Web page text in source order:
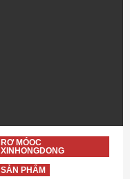
RƠ MÓOC
XINHONGDONG
SẢN PHẨM